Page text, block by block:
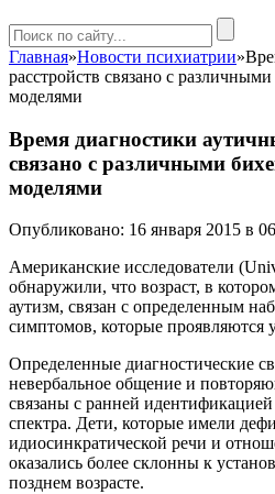
Главная»Новости психиатрии»
расстройств связано с
моделями
Время диагностики
связано с различными
моделями
Опубликовано: 16 января 2015 в
Aмериканские исследователи
обнаружили, что возраст, в
аутизм, связан с определенным
симптомов, которые проявляются
Определенные диагностические
невербальное общение и
связаны с ранней идентификацией
спектра. Дети, которые имели
идиосинкратической речи и
оказались более склонны к
позднем возрасте.